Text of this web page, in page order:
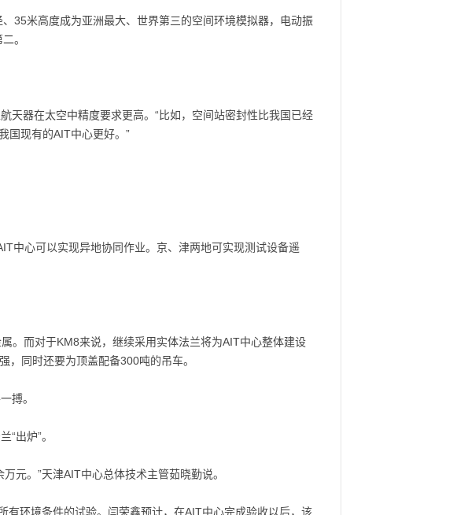
35米高度成为亚洲最大、世界第三的空间环境模拟器，电动振
。
天器在太空中精度要求更高。“比如，空间站密封性比我国已经
国现有的AIT中心更好。”
中心可以实现异地协同作业。京、津两地可实现测试设备遥
。而对于KM8来说，继续采用实体法兰将为AIT中心整体建设
同时还要为顶盖配备300吨的吊车。
搏。
出炉”。
元。”天津AIT中心总体技术主管茹晓勤说。
环境条件的试验。闫荣鑫预计，在AIT中心完成验收以后，该